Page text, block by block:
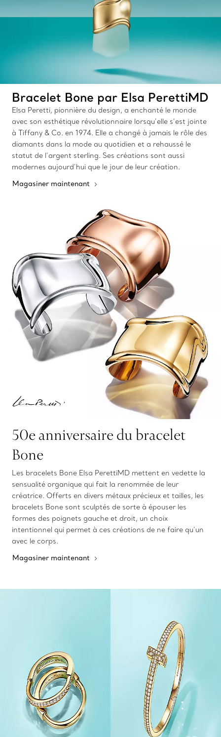
Bracelet Bone par Elsa PerettiMD
Elsa Peretti, pionnière du design, a enchanté le monde
avec son esthétique révolutionnaire lorsqu’elle s’est jointe
à Tiffany & Co. en 1974. Elle a changé à jamais le rôle des
diamants dans la mode au quotidien et a rehaussé le
statut de l’argent sterling. Ses créations sont aussi
modernes aujourd’hui que le jour de leur création.
Magasiner maintenant
50e anniversaire du bracelet
Bone
Les bracelets Bone Elsa PerettiMD mettent en vedette la
sensualité organique qui fait la renommée de leur
créatrice. Offerts en divers métaux précieux et tailles, les
bracelets Bone sont sculptés de sorte à épouser les
formes des poignets gauche et droit, un choix
intentionnel qui permet à ces créations de ne faire qu’un
avec le corps.
Magasiner maintenant